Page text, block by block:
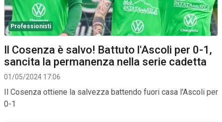
Professionisti
Il Cosenza è salvo! Battuto l'Ascoli per 0-1,
sancita la permanenza nella serie cadetta
01/05/2024 17:06
Il Cosenza ottiene la salvezza battendo fuori casa l'Ascoli per
0-1